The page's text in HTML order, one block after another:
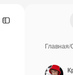
Главная/